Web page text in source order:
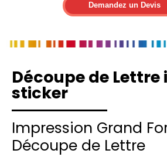
Demandez un Devis
Découpe de
sticker
Impression Grand
Découpe de Lettre